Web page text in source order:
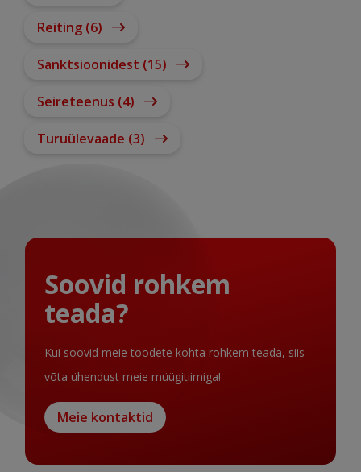
Reiting (6)
Sanktsioonidest (15)
Seireteenus (4)
Turuülevaade (3)
Soovid rohkem
teada?
Kui soovid meie toodete kohta rohkem teada, siis
võta ühendust meie müügitiimiga!
Meie kontaktid